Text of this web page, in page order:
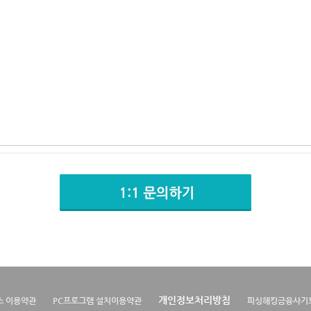
이용약관 PC프로그램 설치이용약관 개인정보처리방침 피싱해킹금융사기